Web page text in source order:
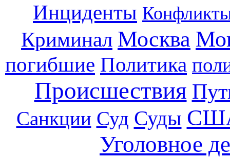
Инциденты
Криминал Москва
погибшие Политика
Происшествия
Санкции Суд Суды
Уголовное